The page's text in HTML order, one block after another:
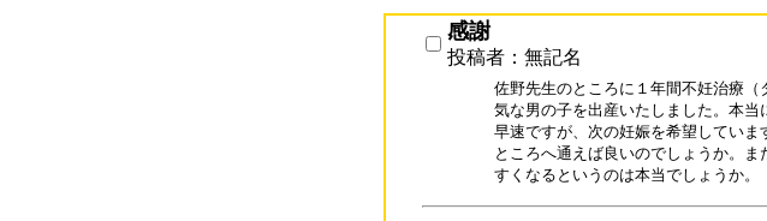
感謝
投稿者：無記名
佐野先生のところに１年間不妊治療
気な男の子を出産いたしました。本当
早速ですが、次の妊娠を希望してい
ところへ通えば良いのでしょうか。
すくなるというのは本当でしょうか。